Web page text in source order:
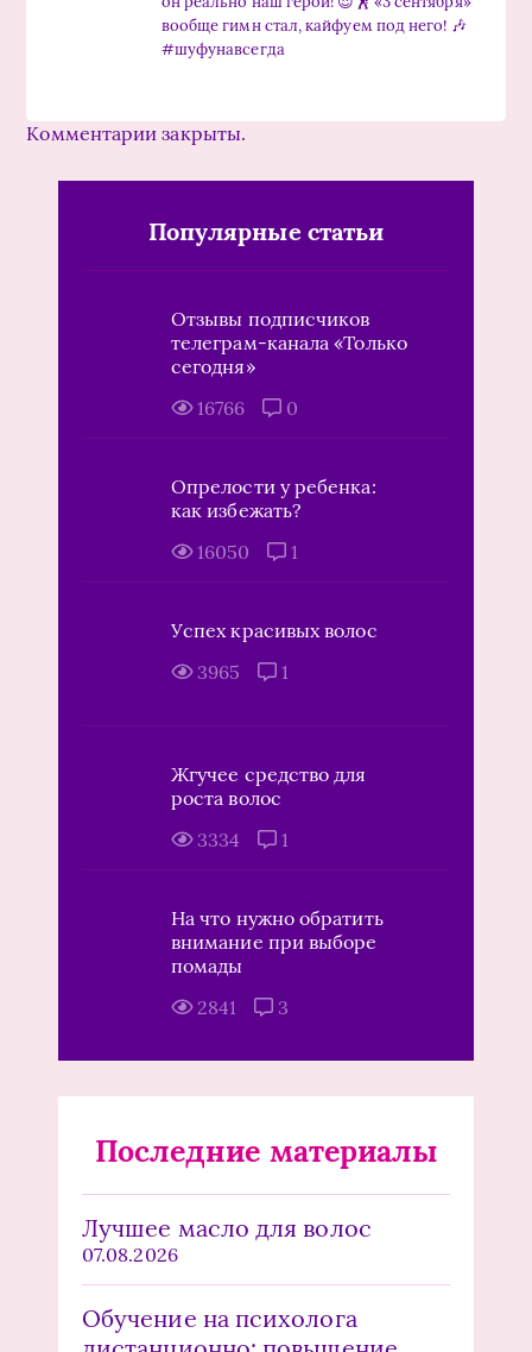
вообще гимн стал, кайфуем под него! 🎶
#шуфунавсегда
Комментарии закрыты.
Популярные статьи
Отзывы подписчиков
телеграм-канала «Только
сегодня»
16766
0
Опрелости у ребенка:
как избежать?
16050
1
Успех красивых волос
3965
1
Жгучее средство для
роста волос
3334
1
На что нужно обратить
внимание при выборе
помады
2841
3
Последние материалы
Лучшее масло для волос
07.08.2026
Обучение на психолога